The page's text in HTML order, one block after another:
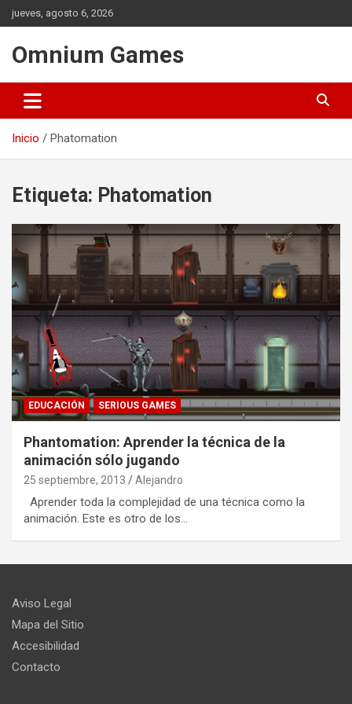
Saltar
al
jueves, agosto 6, 2026
Omnium Games
Inicio Phatomation
Etiqueta: Phatomation
EDUCACIÓN SERIOUS GAMES
Phantomation: Aprender la técnica de la
animación sólo jugando
25 septiembre, 2013 Alejandro
Aprender toda la complejidad de una técnica como la
animación. Este es otro de los…
Aviso Legal
Mapa del Sitio
Accesibilidad
Contacto